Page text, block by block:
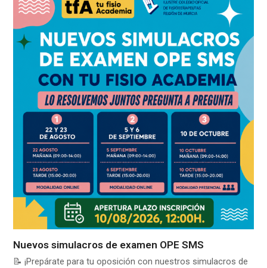
Nuevos simulacros de examen OPE SMS
📝 ¡Prepárate para tu oposición con nuestros simulacros de